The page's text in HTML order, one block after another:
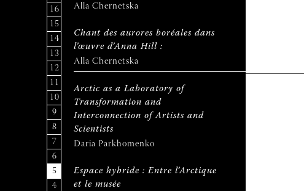
16
15
14
13
12
11
10
9
8
7
6
5
4
Alla Chernetska
Chant des aurores boréales dans
l’œuvre d’Anna Hill :
Alla Chernetska
Arctic as a Laboratory of
Transformation and
Interconnection of Artists and
Scientists
Daria Parkhomenko
Espace hybride : Entre l’Arctique
et le musée